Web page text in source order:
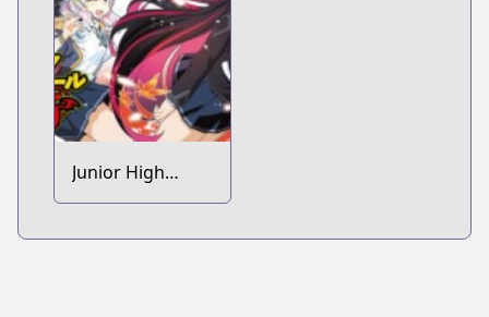
Junior High
School DxD